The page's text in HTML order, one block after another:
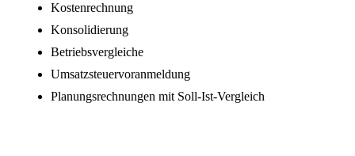
Kostenrechnung
Konsolidierung
Betriebsvergleiche
Umsatzsteuervoranmeldung
Planungsrechnungen mit Soll-Ist-Vergleich